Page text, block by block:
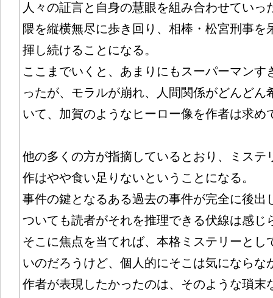
人々の証言と自身の慧眼を組み合わせていっ
隈を縦横無尽に歩き回り、相棒・松宮刑事を
揮し続けることになる。
ここまでいくと、あまりにもスーパーマンす
ったが、モラルが崩れ、人間関係がどんどん
いて、加賀のようなヒーロー像を作者は求め
他の多くの方が指摘しているとおり、ミステ
作はやや食い足りないということになる。
事件の鍵となるある過去の事件が完全に後出
ついても読者がそれを推理できる伏線は感じ
そこに焦点を当てれば、本格ミステリーとし
いのだろうけど、個人的にそこは気にならな
作者が表現したかったのは、そのような瑣末